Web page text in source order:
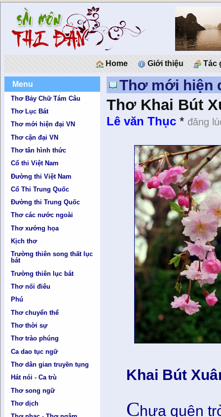
Home Giới thiệu Tác
Menu
Thơ Bảy Chữ Tám Câu
Thơ Lục Bát
Thơ mới hiện đại VN
Thơ cận đại VN
Thơ tân hình thức
Cổ thi Việt Nam
Đường thi Việt Nam
Cổ Thi Trung Quốc
Đường thi Trung Quốc
Thơ các nước ngoài
Thơ xướng họa
Kịch thơ
Trường thiên song thất lục
bát
Trường thiên lục bát
Thơ nối điêu
Phú
Thơ chuyển thể
Thơ thời sự
Thơ trào phúng
Ca dao tục ngữ
Thơ dân gian truyền tụng
Hát nói - Ca trù
Thơ song ngữ
Thơ dịch
Thơ mới hiện
Thơ Khai Bút
Lê văn Thục * đăng
Khai Bút
Chưa quên